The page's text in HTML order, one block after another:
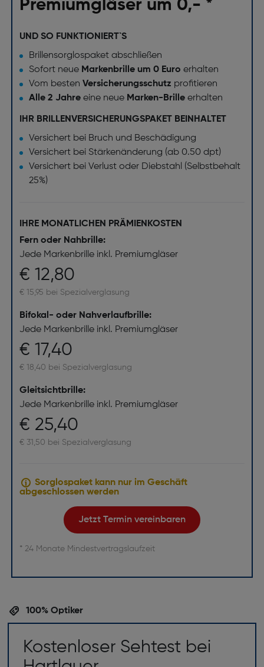
Premiumgläser um 0,- *
UND SO FUNKTIONIERT`S
Brillensorglospaket abschließen
Sofort neue Markenbrille um 0 Euro erhalten
Vom besten Versicherungsschutz profitieren
Alle 2 Jahreeine neue Marken-Brille erhalten
IHR BRILLENVERSICHERUNGSPAKET BEINHALTET
Versichert bei Bruch und Beschädigung
Versichert bei Stärkenänderung (ab 0.50 dpt)
Versichert bei Verlust oder Diebstahl (Selbstbehalt
25%)
IHRE MONATLICHEN PRÄMIENKOSTEN
Fern oder Nahbrille:
Jede Markenbrille inkl. Premiumgläser
€ 12,80
€ 15,95 bei Spezialverglasung
Bifokal- oder Nahverlaufbrille:
Jede Markenbrille inkl. Premiumgläser
€ 17,40
€ 18,40 bei Spezialverglasung
Gleitsichtbrille:
Jede Markenbrille inkl. Premiumgläser
€ 25,40
€ 31,50 bei Spezialverglasung
Sorglospaket kann nur im Geschäft
abgeschlossen werden
Jetzt Termin vereinbaren
* 24 Monate Mindestvertragslaufzeit
100% Optiker
Kostenloser Sehtest bei